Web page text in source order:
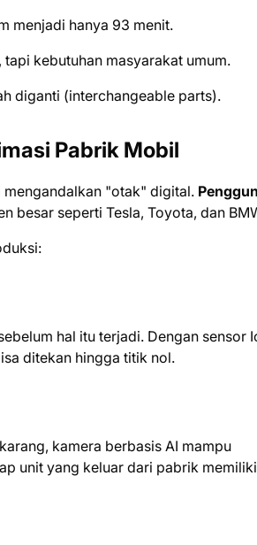
menjadi hanya 93 menit.
kebutuhan masyarakat umum.
diganti (interchangeable parts).
Pabrik Mobil
"otak" digital.
besar seperti Tesla, Toyota, dan
hal itu terjadi. Dengan sensor
ditekan hingga titik nol.
kamera berbasis AI mampu
unit yang keluar dari pabrik memiliki